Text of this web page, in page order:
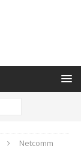
Netcomm